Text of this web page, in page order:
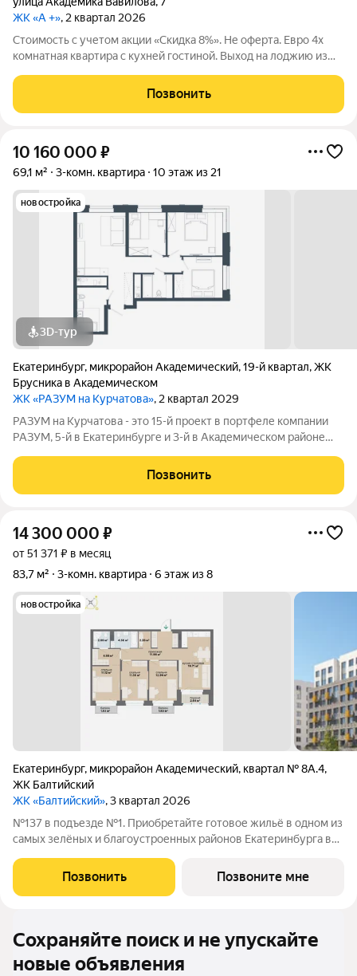
ЖК «А +», 2 квартал 2026
Стоимость с учетом акции «Скидка 8%». Не оферта. Евро 4х
комнатная квартира с кухней гостиной. Выход на лоджию из
новый квартал от застройщика Девелопмент-Юг.
Современные планировки, просторные
Позвонить
10 160 000 ₽
69,1 м² 3-комн. квартира 10 этаж из 21
новостройка
3D-тур
Екатеринбург, микрорайон Академический,19-й квартал,ЖК
Брусника в Академическом
ЖК «РАЗУМ на Курчатова», 2 квартал 2029
РАЗУМ на Курчатова - это 15-й проект в портфеле компании
РАЗУМ, 5-й в Екатеринбурге и 3-й в Академическом районе
состоит из шести секций, архитектура которых ориентирована
на сохранение визуальной
Позвонить
14 300 000 ₽
от 51 371 ₽ в месяц
83,7 м²
3-комн. квартира 6 этаж из 8
новостройка
Екатеринбург, микрорайон Академический, квартал № 8А.4,
ЖК Балтийский
ЖК «Балтийский», 3 квартал 2026
№137 в подъезде №1. Приобретайте готовое жильё в одном из
самых зелёных и благоустроенных районов Екатеринбурга в
планировки: помимо стандартных, есть варианты с террасами,
антресолями,
Позвонить Позвоните мне
Сохраняйте поиск и не упускайте
новые объявления